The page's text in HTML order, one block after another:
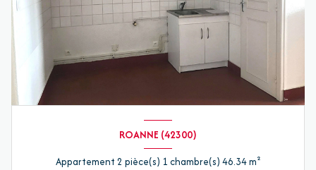
ROANNE (42300)
Appartement 2 pièce(s) 1 chambre(s) 46.34 m²